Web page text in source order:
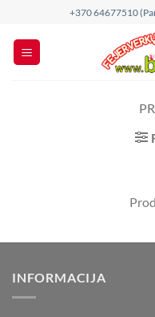
content
+370 64677510
INFORMACIJA